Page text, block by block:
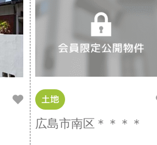
土地
広島市南区＊＊＊＊